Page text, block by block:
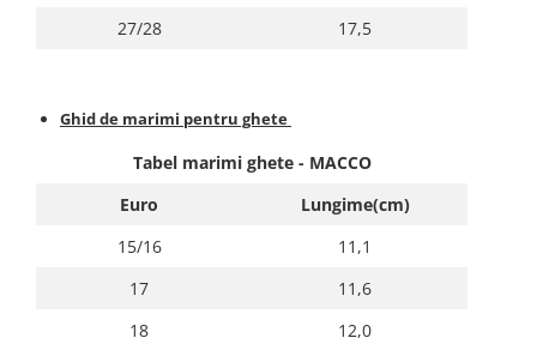
27/28
17,5
Ghid de marimi pentru ghete
Tabel marimi ghete - MACCO
Euro
Lungime(cm)
15/16
11,1
17
11,6
18
12,0